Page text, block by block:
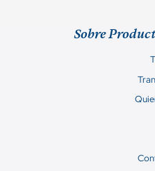
Sobre